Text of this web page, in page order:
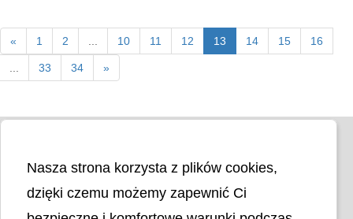
« 1 2 ... 10 11 12 13 14 15 16
... 33 34 »
Nasza strona korzysta z plików cookies,
dzięki czemu możemy zapewnić Ci